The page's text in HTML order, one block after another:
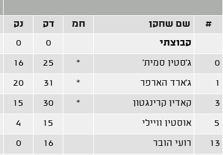
#
שם שחקן חמ דק נק
קבוצתי
0
0
0
ג'סטין סמית' *
25
16
1
ג'ארד הארפר *
31
20
3
קאדין קרינגטון *
30
15
5
אוסטין וויילי 15
4
13
רועי הובר 16
0